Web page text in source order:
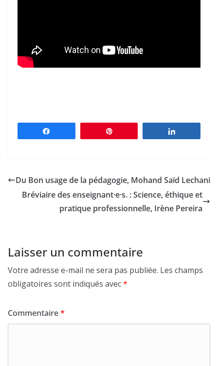
Du Bon usage de la pédagogie, Mohand Saïd Lechani
Bréviaire des enseignant·e·s. : Science, éthique et
pratique professionnelle, Irène Pereira
Laisser un commentaire
Votre adresse e-mail ne sera pas publiée. Les champs
obligatoires sont indiqués avec*
Commentaire*